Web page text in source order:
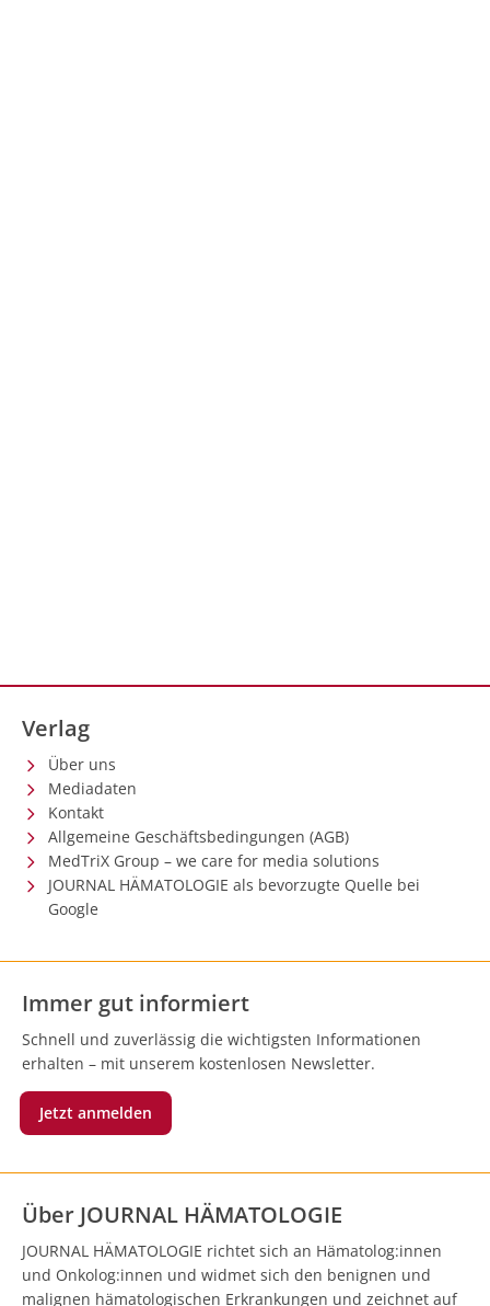
Verlag
Über uns
Mediadaten
Kontakt
Allgemeine Geschäftsbedingungen (AGB)
MedTriX Group – we care for media solutions
JOURNAL HÄMATOLOGIE als bevorzugte Quelle bei
Google
Immer gut informiert
Schnell und zuverlässig die wichtigsten Informationen
erhalten – mit unserem kostenlosen Newsletter.
Jetzt anmelden
Über JOURNAL HÄMATOLOGIE
JOURNAL HÄMATOLOGIE richtet sich an Hämatolog:innen
und Onkolog:innen und widmet sich den benignen und
malignen hämatologischen Erkrankungen und zeichnet auf